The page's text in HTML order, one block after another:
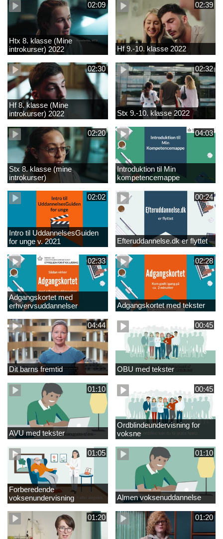
02:09
Htx 8. klasse (Mine
introkurser) 2022
02:39
Hf 9.-10. klasse 2022
02:30
Hf 8. klasse (Mine
introkurser) 2022
02:32
Stx 9.-10. klasse 2022
02:20
Stx 8. klasse (mine
introkurser)
04:03
Introduktion til Min
kompetencemappe
02:02
Intro til UddannelsesGuiden
for unge v. 2021
00:24
Efteruddannelse.dk er flyttet
02:33
Adgangskortet med
erhvervsuddannelser
02:28
Adgangskortet med tekster
04:44
Dit barns fremtid
00:45
OBU med tekster
01:10
AVU med tekster
00:45
Ordblindeundervisning for
voksne
01:05
Forberedende
voksenundervisning
01:10
Almen voksenuddannelse
01:20 01:20